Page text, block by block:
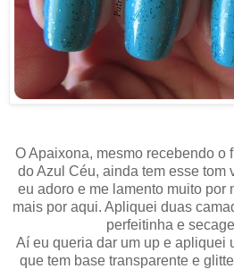
O Apaixona, mesmo recebendo o
do Azul Céu, ainda tem esse tom
eu adoro e me lamento muito por
mais por aqui. Apliquei duas
perfeitinha e
Aí eu queria dar um up e apliquei
que tem base transparente e